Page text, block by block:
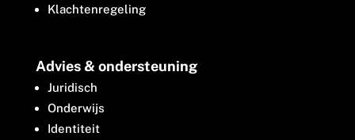
Klachtenregeling
Advies & ondersteuning
Juridisch
Onderwijs
Identiteit